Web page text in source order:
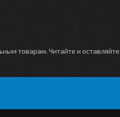
товарам. Читайте и